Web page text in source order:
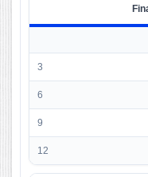
3
6
9
12